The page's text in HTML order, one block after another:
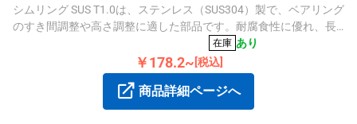
シムリング SUS T1.0は、ステンレス（SUS304）製で、ベアリング
のすき間調整や高さ調整に適した部品です。耐腐食性に優れ、長
在庫 あり
￥178.2~ [税込]
商品詳細ページへ